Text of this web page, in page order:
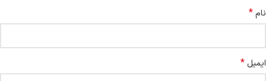
نام*
ایمیل *